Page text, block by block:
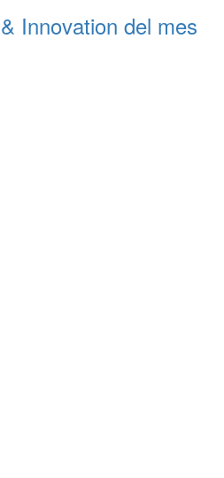
Innovation del mes